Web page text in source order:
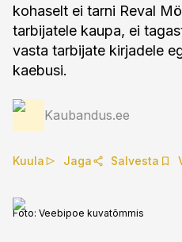
kohaselt ei tarni Reval
tarbijatele kaupa, ei
vasta tarbijate kirjadele
kaebusi.
Kaubandus.ee
Kuula Jaga Salvesta
Foto: Veebipoe kuvatõmmis